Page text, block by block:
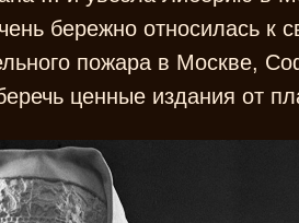
бережно относилась к
пожара в Москве,
ценные издания от